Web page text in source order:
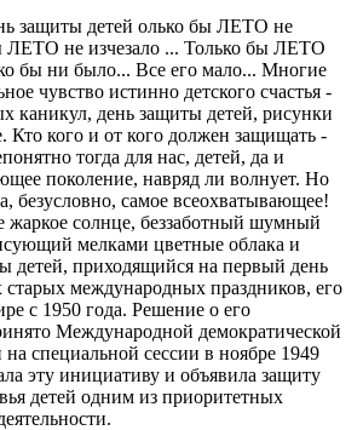
защиты детей олько бы ЛЕТО не
ЛЕТО не изчезало ... Только бы ЛЕТО
бы ни было... Все его мало... Многие
чувство истинно детского счастья -
каникул, день защиты детей, рисунки
Кто кого и от кого должен защищать -
тогда для нас, детей, да и
поколение, навряд ли волнует. Но
безусловно, самое всеохватывающее!
жаркое солнце, беззаботный шумный
мелками цветные облака и
детей, приходящийся на первый день
старых международных праздников, его
с 1950 года. Решение о его
Международной демократической
специальной сессии в ноябре 1949
эту инициативу и объявила защиту
детей одним из приоритетных